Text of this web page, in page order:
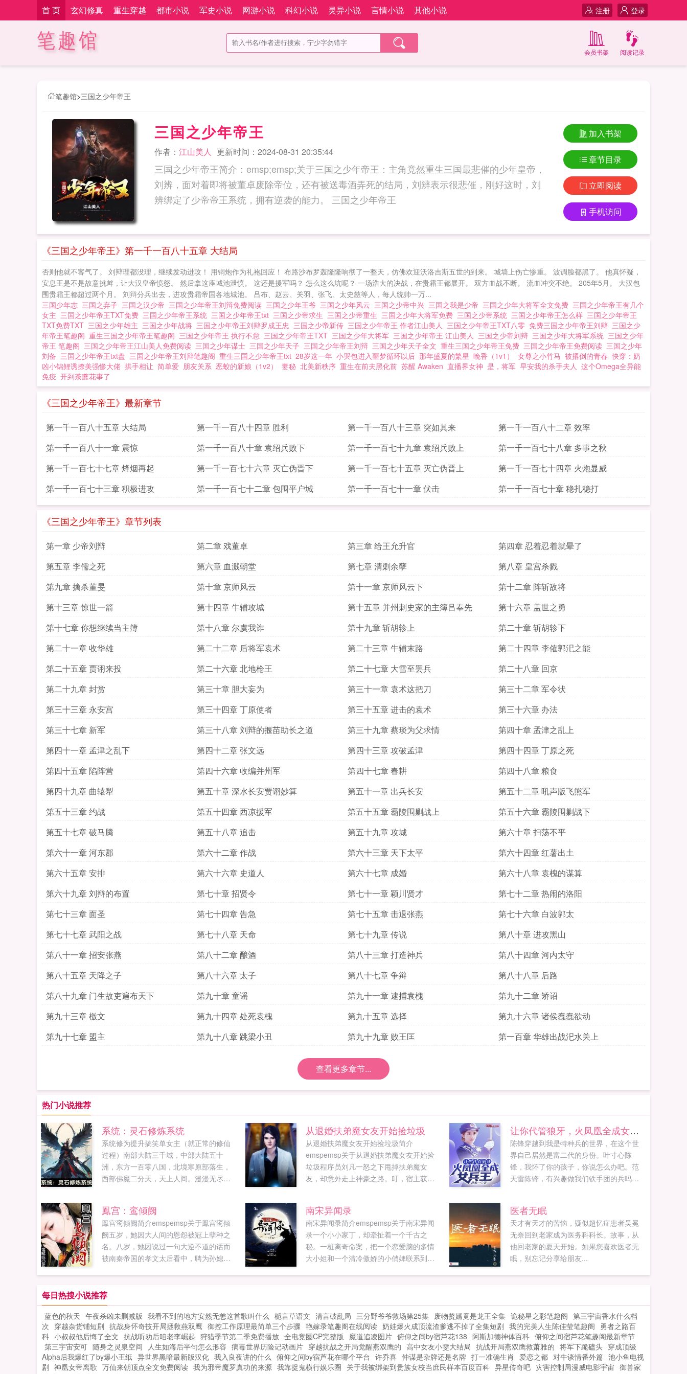
首 页 玄幻修真 重生穿越 都市小说 军史小说 网游小说 科幻小说 灵异小说 言情小说 其他小说 登录
注册
笔趣馆 阅读记录
会员书架
笔趣馆>三国之少年帝王
三国之少年帝王
作者： 江山美人 更新时间：2024-08-31 20:35:44
三国之少年帝王简介：emsp;emsp;关于三国之少年帝王：主角竟然重生三国最悲催的少年皇帝，
刘辨，面对着即将被董卓废除帝位，还有被送毒酒弄死的结局，刘辨表示很悲催，刚好这时，刘
辨绑定了少帝帝王系统，拥有逆袭的能力。 三国之少年帝王
加入书架
章节目录
立即阅读
手机访问
《三国之少年帝王》第一千一百八十五章 大结局
否则他就不客气了。 刘辩理都没理，继续发动进攻！ 用铜炮作为礼袍回应！ 布路沙布罗轰隆隆响彻了一整天，仿佛欢迎沃洛吉斯五世的到来。 城墙上伤亡惨重。 波调脸都黑了。 他真怀疑，
安息王是不是故意挑衅，让大汉皇帝愤怒。 然后拿这座城池泄愤。 这还是援军吗？ 怎么这么坑呢？ 一场浩大的决战，在贵霜王都展开。 双方血战不断。 流血冲突不绝。 205年5月。 大汉包
围贵霜王都超过两个月。 刘辩分兵出去，进攻贵霜帝国各地城池。 吕布、赵云、关羽、张飞、太史慈等人，每人统帅一万...
三国少年志 三国之弃子 三国之汉少帝 三国之少年帝王刘辩免费阅读 三国之少年王爷 三国之少年风云 三国之少帝中兴 三国之我是少帝 三国之少年大将军全文免费 三国之少年帝王有几个
女主 三国之少年帝王TXT免费 三国之少年帝王系统 三国之少年帝王txt 三国之少帝求生 三国之少帝重生 三国之少年大将军免费 三国之少帝系统 三国之少年帝王怎么样 三国之少年帝王
TXT免费TXT 三国之少年雄主 三国之少年战将 三国之少年帝王刘辩罗成王忠 三国之少帝新传 三国之少年帝王 作者江山美人 三国之少年帝王TXT八零 免费三国之少年帝王刘辩 三国之少
年帝王笔趣阁 重生三国之少年帝王笔趣阁 三国之少年帝王 执行不怠 三国之少年帝王TXT 三国之少年大将军 三国之少年帝王 江山美人 三国之少帝刘辩 三国之少年大将军系统 三国之少年
帝王 笔趣阁 三国之少年帝王江山美人免费阅读 三国之少年谋士 三国之少年天子 三国之少年帝王刘辩 三国之少年天子全文 重生三国之少年帝王免费 三国之少年帝王免费阅读 三国之少年
刘备 三国之少年帝王txt盘 三国之少年帝王刘辩笔趣阁 重生三国之少年帝王txt 28岁这一年 小哭包进入噩梦循环以后 那年盛夏的繁星 晚香（1v1） 女尊之小竹马 被撂倒的青春 快穿：奶
凶小锦鲤诱撩美强惨大佬 拱手相让 简单爱 朋友关系 恶蛟的新娘（1v2） 妻秘 北美新秩序 重生在前夫黑化前 苏醒 Awaken 直播界女神 是，将军 早安我的杀手夫人 这个Omega全异能
免疫 开到荼蘼花事了
《三国之少年帝王》最新章节
第一千一百八十五章 大结局 第一千一百八十四章 胜利 第一千一百八十三章 突如其来
第一千一百八十二章 效率
第一千一百八十一章 震惊
第一千一百八十章 袁绍兵败下 第一千一百七十九章 袁绍兵败上
第一千一百七十八章 多事之秋
第一千一百七十七章 烽烟再起
第一千一百七十六章 灭亡伪晋下 第一千一百七十五章 灭亡伪晋上
第一千一百七十四章 火炮显威
第一千一百七十三章 积极进攻
第一千一百七十二章 包围平户城 第一千一百七十一章 伏击 第一千一百七十章 稳扎稳打
《三国之少年帝王》章节列表
第一章 少帝刘辩 第二章 戏董卓 第三章 给王允升官
第四章 忍着忍着就晕了
第五章 李儒之死
第六章 血溅朝堂 第七章 清剿余孽
第八章 皇宫杀戮
第九章 擒杀董旻
第十章 京师风云 第十一章 京师风云下
第十二章 阵斩敌将
第十三章 惊世一箭
第十四章 牛辅攻城 第十五章 并州刺史家的主簿吕奉先
第十六章 盖世之勇
第十七章 你想继续当主簿
第十八章 尔虞我诈 第十九章 斩胡轸上
第二十章 斩胡轸下
第二十一章 收华雄
第二十二章 后将军袁术 第二十三章 牛辅末路
第二十四章 李傕郭汜之能
第二十五章 贾诩来投
第二十六章 北地枪王 第二十七章 大雪至罢兵
第二十八章 回京
第二十九章 封赏
第三十章 胆大妄为 第三十一章 袁术这把刀
第三十二章 军令状
第三十三章 永安宫
第三十四章 丁原使者 第三十五章 进击的袁术
第三十六章 办法
第三十七章 新军
第三十八章 刘辩的揠苗助长之道 第三十九章 蔡琰为父求情
第四十章 孟津之乱上
第四十一章 孟津之乱下
第四十二章 张文远 第四十三章 攻破孟津
第四十四章 丁原之死
第四十五章 陷阵营
第四十六章 收编并州军 第四十七章 春耕
第四十八章 粮食
第四十九章 曲辕犁
第五十章 深水长安贾诩妙算 第五十一章 出兵长安
第五十二章 吼声版飞熊军
第五十三章 约战
第五十四章 西凉援军 第五十五章 霸陵围剿战上
第五十六章 霸陵围剿战下
第五十七章 破马腾
第五十八章 追击 第五十九章 攻城
第六十章 扫荡不平
第六十一章 河东郡
第六十二章 作战 第六十三章 天下太平
第六十四章 红薯出土
第六十五章 安排
第六十六章 史道人 第六十七章 成婚
第六十八章 袁槐的谋算
第六十九章 刘辩的布置
第七十章 招贤令 第七十一章 颖川贤才
第七十二章 热闹的洛阳
第七十三章 面圣
第七十四章 告急 第七十五章 击退张燕
第七十六章 白波郭太
第七十七章 武阳之战
第七十八章 天命 第七十九章 传说
第八十章 进攻黑山
第八十一章 招安张燕
第八十二章 酿酒 第八十三章 打造神兵
第八十四章 河内太守
第八十五章 天降之子
第八十六章 太子 第八十七章 争辩
第八十八章 后路
第八十九章 门生故吏遍布天下
第九十章 童谣 第九十一章 逮捕袁槐
第九十二章 矫诏
第九十三章 檄文
第九十四章 处死袁槐 第九十五章 选择
第九十六章 诸侯蠢蠢欲动
第九十七章 盟主
第九十八章 跳梁小丑 第九十九章 败王匡 第一百章 华雄出战汜水关上
查看更多章节...
热门小说推荐
系统：灵石修炼系统
系统修为提升搞笑单女主（就正常的修仙
过程）南部大陆三千域，中部大陆五十
洲，东方一百零八国，北境寒原部落生，
西部佛魔二分天，天上人间。漫漫无尽修
戮仙王为得大道布万古杀局，金佛轮回入
魔求佛魔共生挣脱束缚，炎烬仙王创建炎
域近古天道异动界...
从退婚扶弟魔女友开始捡垃圾
从退婚扶弟魔女友开始捡垃圾简介
emspemsp关于从退婚扶弟魔女友开始捡
垃圾程序员刘凡一怒之下甩掉扶弟魔女
友，却意外走上神豪之路。叮，宿主获得
突破五千万，奖励翻...
让你代管狼牙，火凤凰全成女兵王
陈锋穿越到我是特种兵的世界，在这个世
界自己居然是富二代的身份。叶寸心陈
锋，我怀了你的孩子，你说怎么办吧。范
天雷陈锋，有兴趣做我们铁手团的兵吗？
谁挖谁孙子。雷战陈锋啊，我可是你舅
舅，有没有兴趣来我们火凤凰女子特战队
来当指挥官，叶寸心也在我们火凤凰哦！
陈锋如果您喜欢让你代管狼牙，火凤凰全
成女兵王，别忘记分享给朋友...
鳯宫：鸾倾阙
鳯宫鸾倾阙简介emspemsp关于鳯宫鸾倾
阙五岁，她因大人间的恩怨被冠上孽种之
名。八岁，她因说过一句大逆不道的话而
被南秦帝国的孝文太后看中，聘为孙媳人
南宋异闻录
南宋异闻录简介emspemsp关于南宋异闻
录一个小小家丁，却牵扯着一个千古之
秘。一桩离奇命案，把一个恋爱脑的多情
大小姐和一个清冷傲娇的小俏婢联系到一
医者无眠
天才有天才的苦恼，疑似超忆症患者吴冕
无奈回到老家成为医务科科长。故事，从
他回老家的夏天开始。如果您喜欢医者无
眠，别忘记分享给朋友...
每日热搜小说推荐
蓝色的秋天 午夜杀凶未删减版 我看不到的地方安然无恙这首歌叫什么 栀言草语文 清言破乱局 三分野爷爷救场第25集 废物赘婿竟是龙王全集 诡秘星之彩笔趣阁 第三宇宙香水什么档
次 穿越杂货铺短剧 抗战身怀奇技开局拯救燕双鹰 御控工作原理最简单三个步骤 艳嫁录笔趣阁在线阅读 奶娃爆火成顶流渣爹逃不掉了全集短剧 我的完美人生陈佳莹笔趣阁 勇者之路百
科 小叔叔他后悔了全文 抗战听劝后咱老李崛起 狩猎季节第二季免费播放 全电竞圈CP完整版 魔道追凌图片 俯仰之间by宿芦花138 阿斯加德神体百科 俯仰之间宿芦花笔趣阁最新章节
第三宇宙安可 随身之灵泉空间 人生如海后半句怎么形容 病毒世界历险记动画片 穿越抗战之开局觉醒燕双鹰的 高中女友小雯大结局 抗战开局燕双鹰救萧雅的 将军下跪磕头 穿成顶级
Alpha后我爆红了by爆小王纸 异世界黑暗最新版汉化 我入良夜讲的什么 俯仰之间by宿芦花在哪个平台 许乔喜 仲谋是杂牌还是名牌 打一准确生肖 爱恋之都 对牛谈情番外篇 池小鱼电视
剧 神凰女帝离歌 万仙来朝顶点全文免费阅读 我为邪帝魔罗真功的来源 我靠捉鬼横行娱乐圈 关于我被绑架到贵族女校当庶民样本百度百科 异星传奇吧 灾害控制局漫威电影宇宙 御兽家